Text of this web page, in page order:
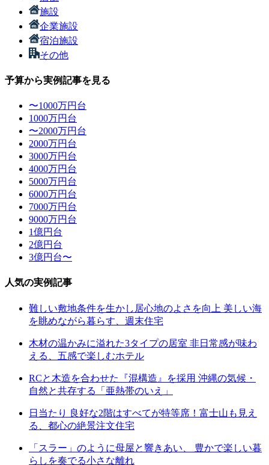
施設
企業施設
宿泊施設
その他
予算から実例記事を見る
〜1000万円台
1000万円台
〜2000万円台
2000万円台
3000万円台
4000万円台
5000万円台
6000万円台
7000万円台
9000万円台
1億円台
2億円台
3億円台〜
人気の実例記事
難しい敷地条件を生かし居心地のよさを向上 美しい海
を眺めながら暮らす、週末住宅
木材の温かみに溢れた3タイプの居室 非日常感が味わ
える、五感で楽しむホテル
RCと木造を合わせた『混構造』を採用 沖縄の気候・
自然と共存する「亜熱帯のいえ」
日当たり 良好な2階はすべてが特等席！富士山も見え
る、都心の絶景注文住宅
「スラー」のように母屋と響きあい、 豊かで楽しい暮
らしを奏でる小さな離れ